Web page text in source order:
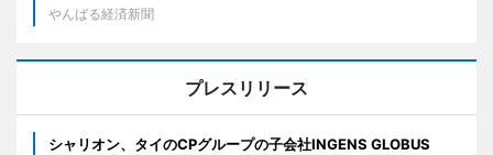
やんばる経済新聞
プレスリリース
シャリオン、タイのCPグループの子会社INGENS GLOBUS